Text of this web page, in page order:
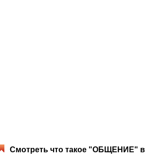
Смотреть что такое "ОБЩЕНИЕ" в